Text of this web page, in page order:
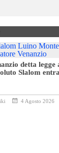
detta
Slalom
4 Agosto 2026